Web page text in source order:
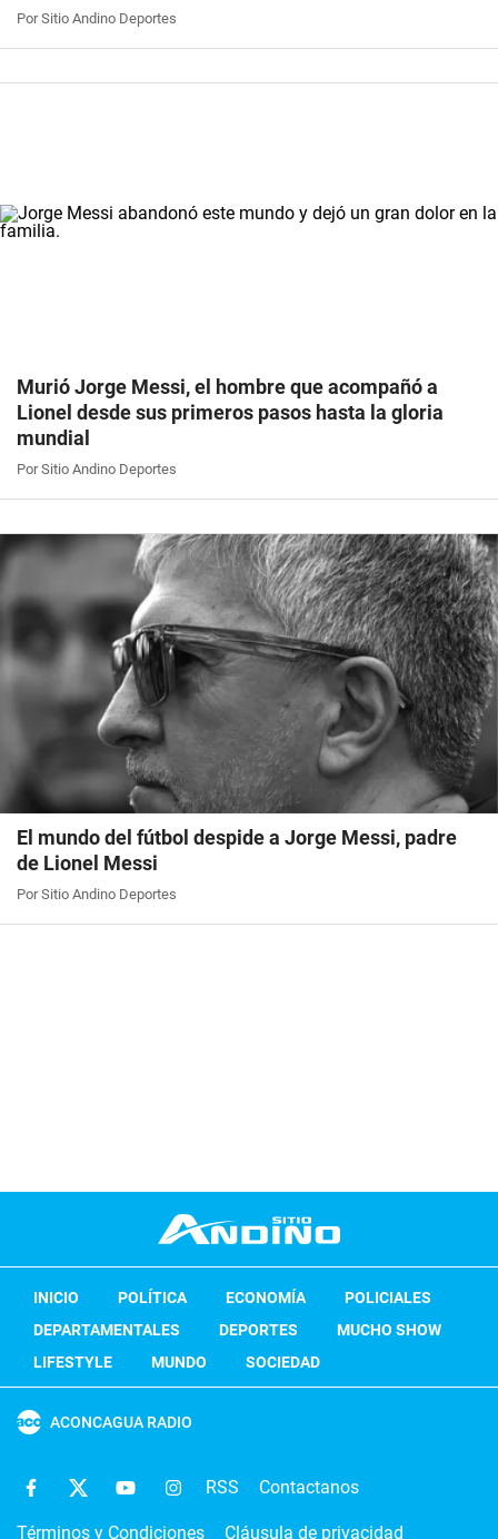
Por Sitio Andino Deportes
Murió Jorge Messi, el hombre que acompañó a
Lionel desde sus primeros pasos hasta la gloria
mundial
Por Sitio Andino Deportes
El mundo del fútbol despide a Jorge Messi, padre
de Lionel Messi
Por Sitio Andino Deportes
INICIO POLÍTICA ECONOMÍA
POLICIALES
DEPARTAMENTALES
DEPORTES
MUCHO SHOW
LIFESTYLE
MUNDO SOCIEDAD
ACONCAGUA RADIO
RSS Contactanos
Términos y Condiciones Cláusula de privacidad